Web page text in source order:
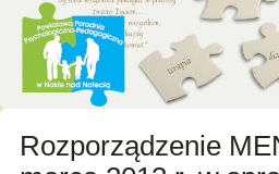
Rozporządzenie